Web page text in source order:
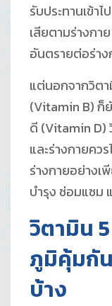
รับประทานเข้า
เสียตามร่างกา
อันตรายต่อร่า
แต่นอกจากวิต
(Vitamin B) ก็
ดี (Vitamin D)
และร่างกายคว
ร่างกายอย่างเ
บำรุง ซ่อมแซม
วิตามิน
ภูมิคุ้มกัน
บ้าง